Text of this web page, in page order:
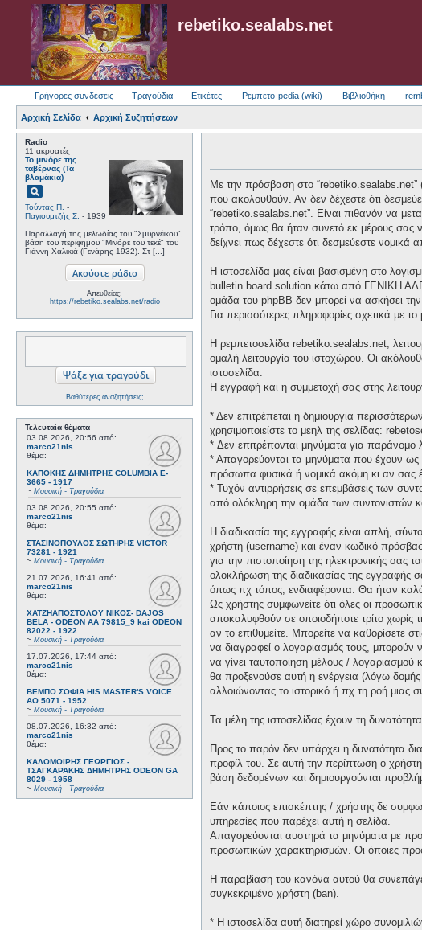
rebetiko.sealabs.net
Γρήγορες συνδέσεις Τραγούδια Ετικέτες Ρεμπετο-pedia (wiki) Βιβλιοθήκη
Αρχική Σελίδα Αρχική Συζητήσεων
Radio
11 ακροατές
Το μινόρε της
ταβέρνας (Τα
βλαμάκια)
pageview
Τούντας Π. -
Παγιουμτζής Σ. - 1939
Παραλλαγή της μελωδίας του "Σμυρνέϊκου",
βάση του περίφημου "Μινόρε του τεκέ" του
Γιάννη Χαλικιά (Γενάρης 1932). Στ [...]
Απευθείας:
https://rebetiko.sealabs.net/radio
Βαθύτερες αναζητήσεις;
Τελευταία θέματα
03.08.2026, 20:56 από:
marco21nis
θέμα:
ΚΑΠΟΚΗΣ ΔΗΜΗΤΡΗΣ COLUMBIA E-
3665 - 1917
~ Μουσική - Τραγούδια
03.08.2026, 20:55 από:
marco21nis
θέμα:
ΣΤΑΣΙΝΟΠΟΥΛΟΣ ΣΩΤΗΡΗΣ VICTOR
73281 - 1921
~ Μουσική - Τραγούδια
21.07.2026, 16:41 από:
marco21nis
θέμα:
ΧΑΤΖΗΑΠΟΣΤΟΛΟΥ ΝΙΚΟΣ- DAJOS
BELA - ODEON AA 79815_9 kai ODEON
82022 - 1922
~ Μουσική - Τραγούδια
17.07.2026, 17:44 από:
marco21nis
θέμα:
ΒΕΜΠΟ ΣΟΦΙΑ HIS MASTER'S VOICE
AO 5071 - 1952
~ Μουσική - Τραγούδια
08.07.2026, 16:32 από:
marco21nis
θέμα:
ΚΑΛΟΜΟΙΡΗΣ ΓΕΩΡΓΙΟΣ -
ΤΣΑΓΚΑΡΑΚΗΣ ΔΗΜΗΤΡΗΣ ODEON GA
8029 - 1958
~ Μουσική - Τραγούδια
Με την πρόσβαση στο “rebetiko.sealabs.net”
που ακολουθούν. Αν δεν δέχεστε ότι
“rebetiko.sealabs.net”. Είναι πιθανόν να
τρόπο, όμως θα ήταν συνετό εκ μέρους σας
δείχνει πως δέχεστε ότι δεσμεύεστε
Η ιστοσελίδα μας είναι βασισμένη στο
bulletin board solution κάτω από ΓΕΝΙΚΗ
ομάδα του phpBB δεν μπορεί να ασκήσει
Για περισσότερες πληροφορίες σχετικά με
Η ρεμπετοσελίδα rebetiko.sealabs.net,
ομαλή λειτουργία του ιστοχώρου. Οι
ιστοσελίδα.
Η εγγραφή και η συμμετοχή σας στης
* Δεν επιτρέπεται η δημιουργία
χρησιμοποιείστε το μεηλ της σελίδας:
* Δεν επιτρέπονται μηνύματα για παράνομο
* Απαγορεύονται τα μηνύματα που έχουν ως
πρόσωπα φυσικά ή νομικά ακόμη κι αν σας
* Τυχόν αντιρρήσεις σε επεμβάσεις των
από ολόκληρη την ομάδα των συντονιστών
Η διαδικασία της εγγραφής είναι απλή,
χρήστη (username) και έναν κωδικό
για την πιστοποίηση της ηλεκτρονικής σας
ολοκλήρωση της διαδικασίας της εγγραφής
όπως πχ τόπος, ενδιαφέροντα. Θα ήταν καλό
Ως χρήστης συμφωνείτε ότι όλες οι
αποκαλυφθούν σε οποιοδήποτε τρίτο
αν το επιθυμείτε. Μπορείτε να καθορίσετε
να διαγραφεί ο λογαριασμός τους, μπορούν
να γίνει ταυτοποίηση μέλους /
θα προξενούσε αυτή η ενέργεια (λόγω
αλλοιώνοντας το ιστορικό ή πχ τη ροή
Τα μέλη της ιστοσελίδας έχουν τη
Προς το παρόν δεν υπάρχει η δυνατότητα
προφίλ του. Σε αυτή την περίπτωση ο
βάση δεδομένων και δημιουργούνται
Εάν κάποιος επισκέπτης / χρήστης δε
υπηρεσίες που παρέχει αυτή η σελίδα.
Απαγορεύονται αυστηρά τα μηνύματα με
προσωπικών χαρακτηρισμών. Οι όποιες
Η παραβίαση του κανόνα αυτού θα
συγκεκριμένο χρήστη (ban).
* H ιστοσελίδα αυτή διατηρεί χώρο